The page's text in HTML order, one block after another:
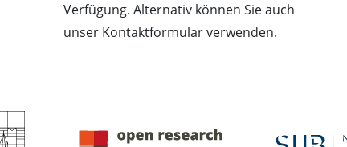
Verfügung. Alternativ können Sie auch
unser Kontaktformular verwenden.